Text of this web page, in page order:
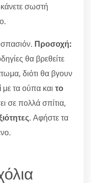
σωστή
Προσοχή:
θα βρεθείτε
διότι θα βγουν
με τα ούπα και το
σε πολλά σπίτια,
. Αφήστε τα